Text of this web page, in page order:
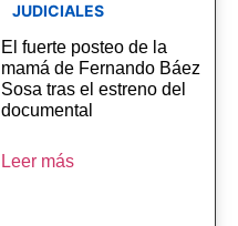
JUDICIALES
El fuerte posteo de la
mamá de Fernando Báez
Sosa tras el estreno del
documental
Leer más